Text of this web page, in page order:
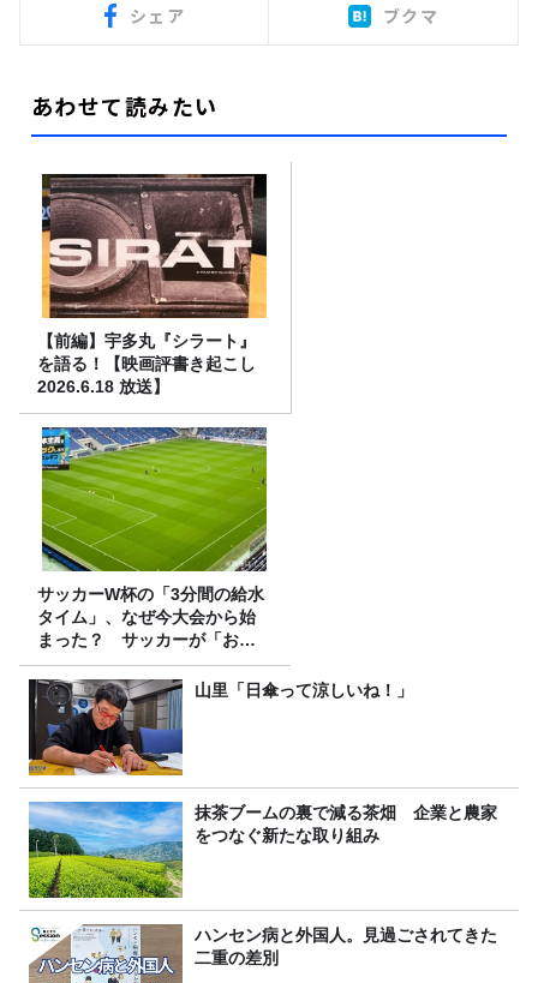
シェア ブクマ
あわせて読みたい
【前編】宇多丸『シラート』
を語る！【映画評書き起こし
2026.6.18 放送】
サッカーW杯の「3分間の給水
タイム」、なぜ今大会から始
まった？ サッカーが「お
金」に変わる仕組み
山里「日傘って涼しいね！」
抹茶ブームの裏で減る茶畑 企業と農家
をつなぐ新たな取り組み
ハンセン病と外国人。見過ごされてきた
二重の差別